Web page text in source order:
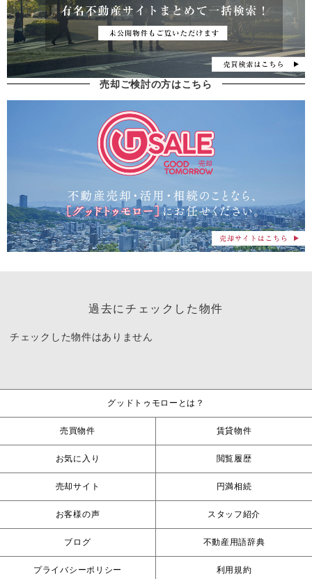
売却ご検討の方はこちら
過去にチェックした物件
チェックした物件はありません
グッドトゥモローとは？
売買物件 賃貸物件
お気に入り 閲覧履歴
売却サイト 円満相続
お客様の声 スタッフ紹介
ブログ 不動産用語辞典
プライバシーポリシー 利用規約